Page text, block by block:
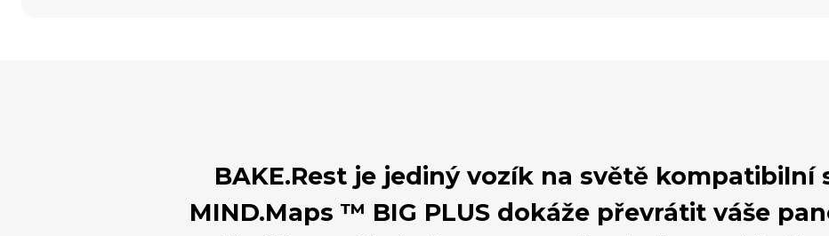
BAKE.Rest je jediný vozík na světě kompatibilní
MIND.Maps ™ BIG PLUS dokáže převrátit váše